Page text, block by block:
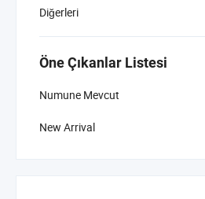
Diğerleri
Öne Çıkanlar Listesi
Numune Mevcut
New Arrival